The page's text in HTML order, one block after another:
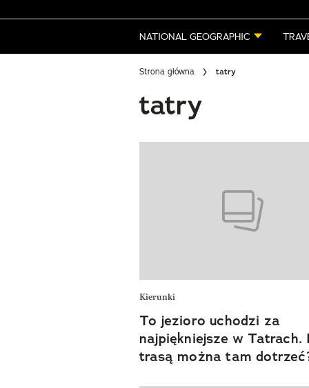
NATIONAL GEOGRAPHIC
Strona główna tatry
tatry
Kierunki
To jezioro uchodzi za
najpiękniejsze w Tatrach.
trasą można tam